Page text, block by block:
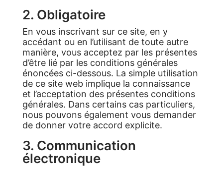
2. Obligatoire
En vous inscrivant sur ce site, en y
accédant ou en l’utilisant de toute autre
manière, vous acceptez par les présentes
d’être lié par les conditions générales
énoncées ci-dessous. La simple utilisation
de ce site web implique la connaissance
et l’acceptation des présentes conditions
générales. Dans certains cas particuliers,
nous pouvons également vous demander
de donner votre accord explicite.
3. Communication
électronique